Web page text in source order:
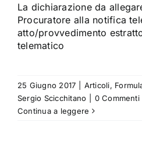
La dichiarazione da
Procuratore alla notifica
atto/provvedimento
telematico
25 Giugno 2017 Articoli,
Sergio Scicchitano
0 Commenti
Continua a leggere